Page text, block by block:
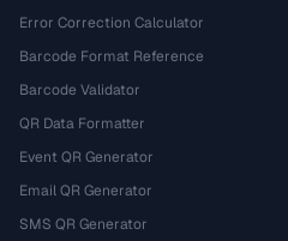
Error Correction Calculator
Barcode Format Reference
Barcode Validator
QR Data Formatter
Event QR Generator
Email QR Generator
SMS QR Generator